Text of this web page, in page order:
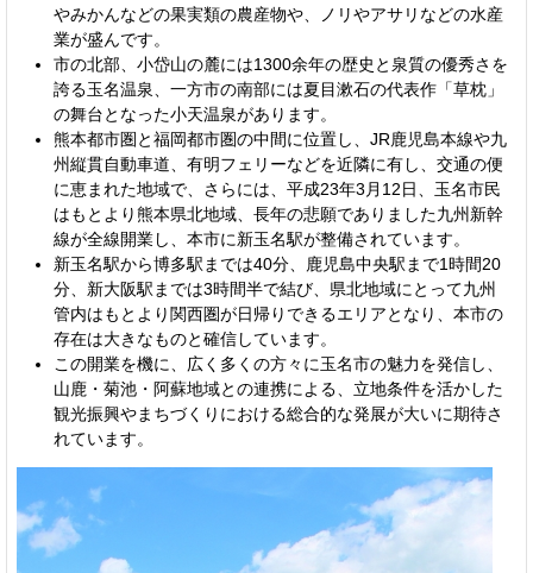
やみかんなどの果実類の農産物や、ノリやアサリなどの水産
業が盛んです。
市の北部、小岱山の麓には1300余年の歴史と泉質の優秀さを
誇る玉名温泉、一方市の南部には夏目漱石の代表作「草枕」
の舞台となった小天温泉があります。
熊本都市圏と福岡都市圏の中間に位置し、JR鹿児島本線や九
州縦貫自動車道、有明フェリーなどを近隣に有し、交通の便
に恵まれた地域で、さらには、平成23年3月12日、玉名市民
はもとより熊本県北地域、長年の悲願でありました九州新幹
線が全線開業し、本市に新玉名駅が整備されています。
新玉名駅から博多駅までは40分、鹿児島中央駅まで1時間20
分、新大阪駅までは3時間半で結び、県北地域にとって九州
管内はもとより関西圏が日帰りできるエリアとなり、本市の
存在は大きなものと確信しています。
この開業を機に、広く多くの方々に玉名市の魅力を発信し、
山鹿・菊池・阿蘇地域との連携による、立地条件を活かした
観光振興やまちづくりにおける総合的な発展が大いに期待さ
れています。